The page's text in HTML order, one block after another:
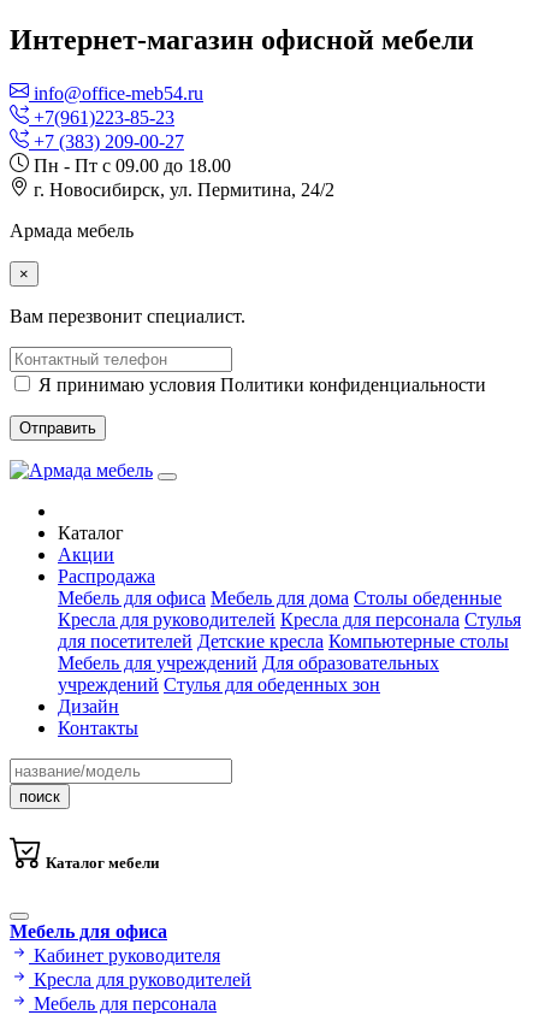
Интернет-магазин офисной мебели
info@office-meb54.ru
+7(961)223-85-23
+7 (383) 209-00-27
Пн - Пт с 09.00 до 18.00
г. Новосибирск, ул. Пермитина, 24/2
Армада мебель
×
Вам перезвонит специалист.
Я принимаю условия Политики конфиденциальности
Отправить
Каталог
Акции
Распродажа
Мебель для офиса Мебель для дома Столы обеденные
Кресла для руководителей Кресла для персонала Стулья
для посетителей Детские кресла Компьютерные столы
Мебель для учреждений Для образовательных
учреждений Стулья для обеденных зон
Дизайн
Контакты
поиск
Каталог мебели
Мебель для офиса
Кабинет руководителя
Кресла для руководителей
Мебель для персонала